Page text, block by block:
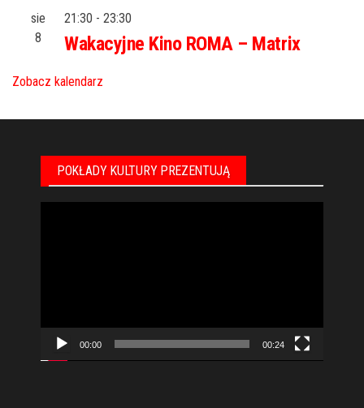
sie
8
21:30 - 23:30
Wakacyjne Kino ROMA – Matrix
Zobacz kalendarz
POKŁADY KULTURY PREZENTUJĄ
00:00 00:24